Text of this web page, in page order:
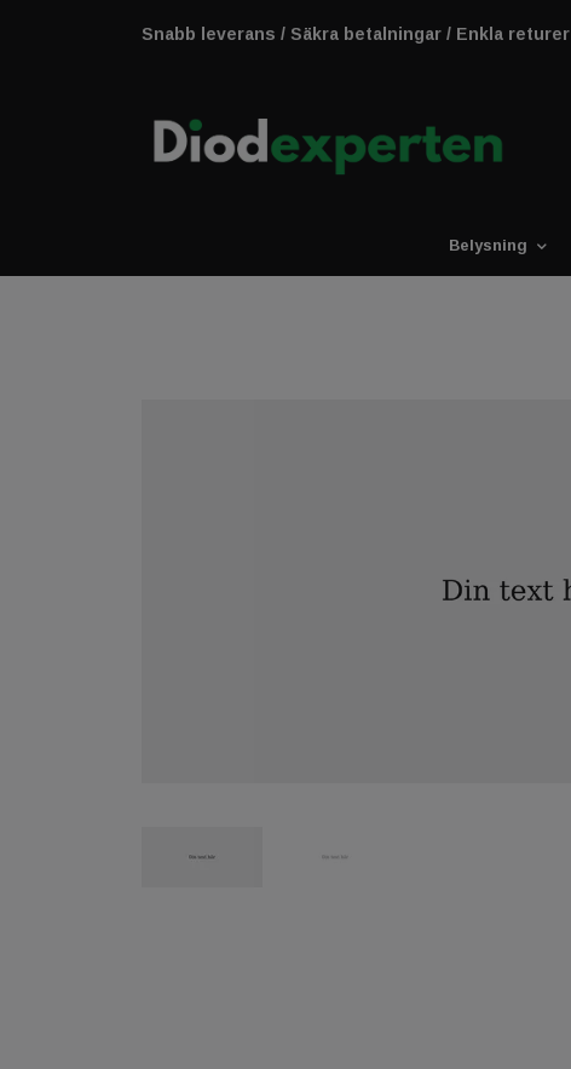
Snabb leverans / Säkra betalningar / Enkla returer
Belysning